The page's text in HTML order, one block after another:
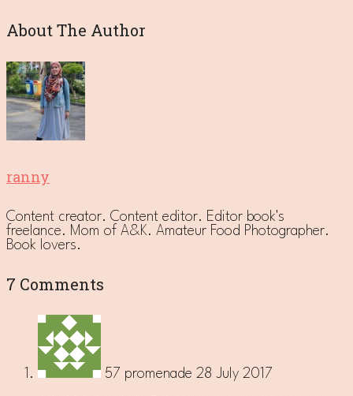
About The Author
ranny
Content creator. Content editor. Editor book's
freelance. Mom of A&K. Amateur Food Photographer.
Book lovers.
7 Comments
57 promenade 28 July 2017